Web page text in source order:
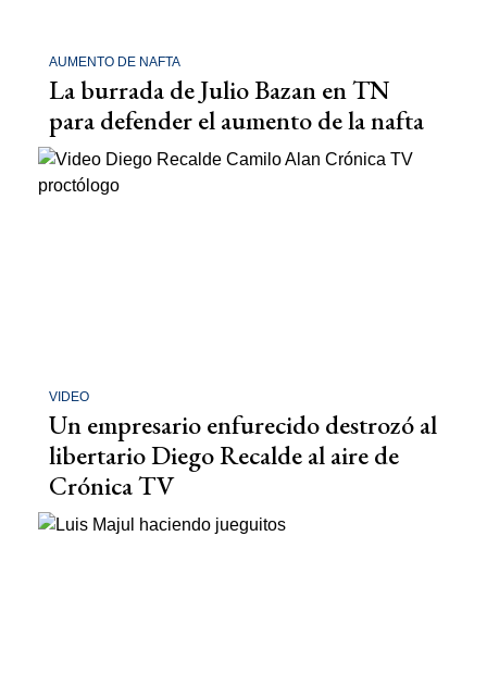
AUMENTO DE NAFTA
La burrada de Julio Bazan en TN
para defender el aumento de la nafta
VIDEO
Un empresario enfurecido destrozó al
libertario Diego Recalde al aire de
Crónica TV